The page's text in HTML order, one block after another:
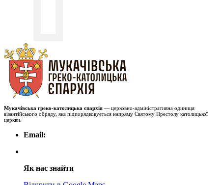
Мукачівська греко-католицька єпархія — церковно-адміністративна одиниця
візантійського обряду, яка підпорядковується напряму Святому Престолу католицької
церкви.
Email:
Як нас знайти